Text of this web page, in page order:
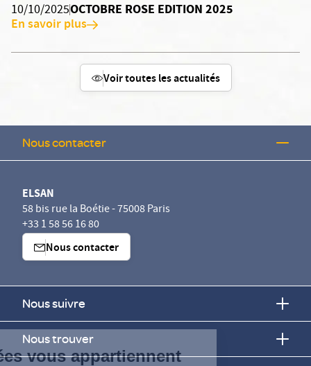
Continuer sans accepter
Vos données vous appartiennent
10/10/2025OCTOBRE ROSE EDITION 2025
En savoir plus
Voir toutes les actualités
Nous contacter
ELSAN
58 bis rue la Boétie - 75008 Paris
+33 1 58 56 16 80
Nous contacter
Nous suivre
Nous trouver